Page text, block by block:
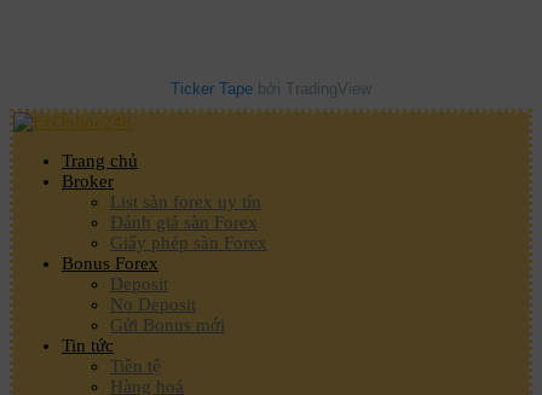
Ticker Tape bởi TradingView
Trang chủ
Broker
List sàn forex uy tín
Đánh giá sàn Forex
Giấy phép sàn Forex
Bonus Forex
Deposit
No Deposit
Gửi Bonus mới
Tin tức
Tiền tệ
Hàng hoá